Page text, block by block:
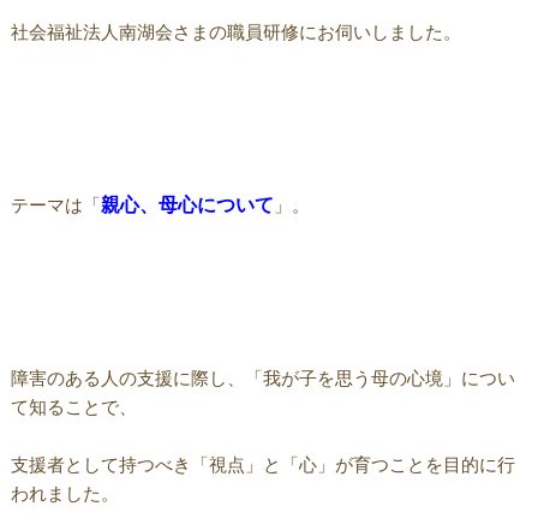
社会福祉法人南湖会さまの職員研修にお伺いしました。
テーマは「親心、母心について 」。
障害のある人の支援に際し、「我が子を思う母の心境」につい
て知ることで、
支援者として持つべき「視点」と「心」が育つことを目的に行
われました。